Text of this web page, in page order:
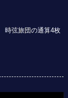
時弦旅団の通算4枚